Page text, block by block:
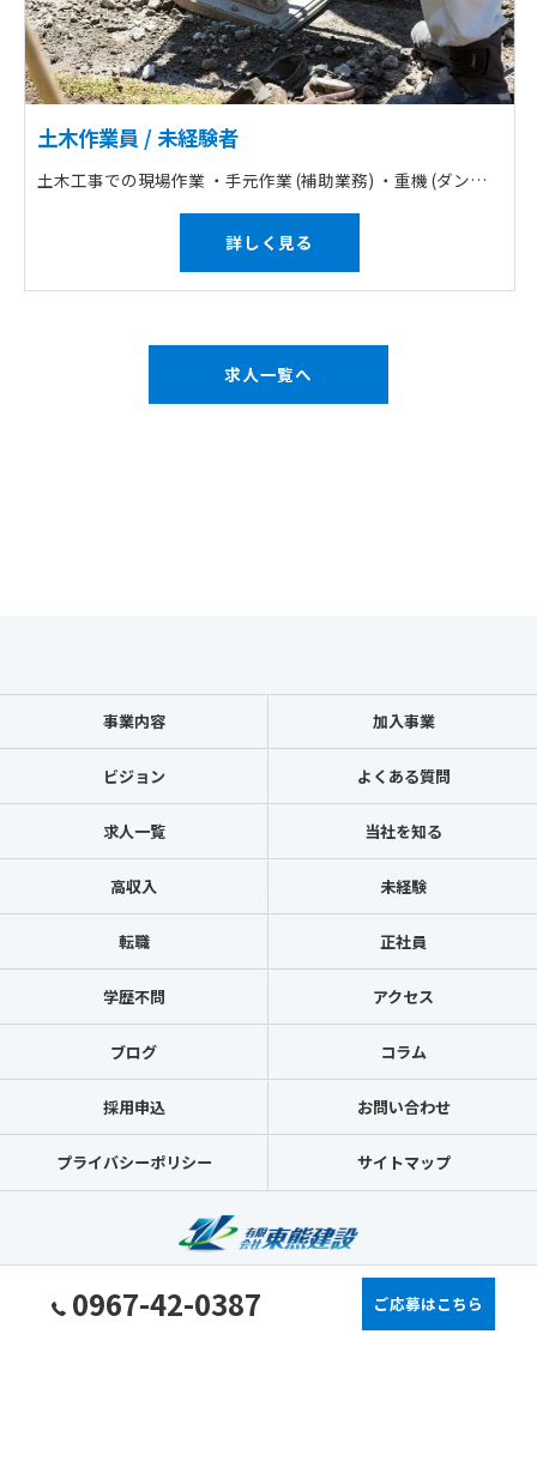
土木作業員 / 未経験者
土木工事での現場作業 ・手元作業 (補助業務) ・重機 (ダンプなど) の運転 ・現場は道路舗装や解体、造成工事など
詳しく見る
求人一覧へ
0967-42-0387 ご応募はこちら
事業内容 加入事業
ビジョン よくある質問
求人一覧 当社を知る
高収入 未経験
転職 正社員
学歴不問 アクセス
ブログ コラム
採用申込 お問い合わせ
プライバシーポリシー サイトマップ
© 2026 熊本県熊本市の土木の求人なら有限会社東熊建設 ALL RIGHTS RESERVED.